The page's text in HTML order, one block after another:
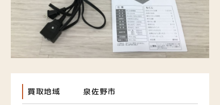
買取地域 泉佐野市